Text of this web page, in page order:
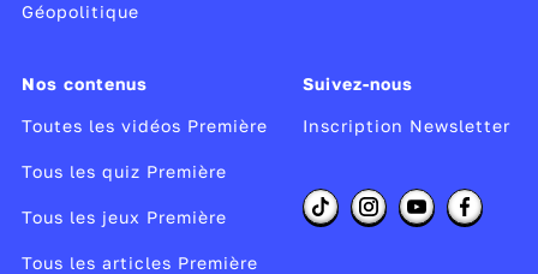
Géopolitique
Nos contenus
Toutes les vidéos Première
Tous les quiz Première
Tous les jeux Première
Tous les articles Première
Suivez-nous
Inscription Newsletter